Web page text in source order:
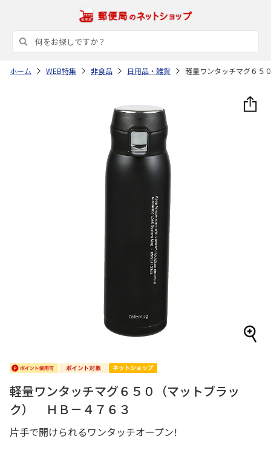
ホーム WEB特集 非食品 日用品・雑貨 軽量ワンタッチマグ６５
軽量ワンタッチマグ６５０（マットブラッ
ク） ＨＢ－４７６３
片手で開けられるワンタッチオープン!